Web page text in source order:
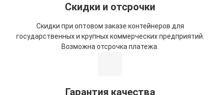
Скидки и отсрочки
Скидки при оптовом заказе контейнеров для
государственных и крупных коммерческих предприятий.
Возможна отсрочка платежа.
Гарантия качества